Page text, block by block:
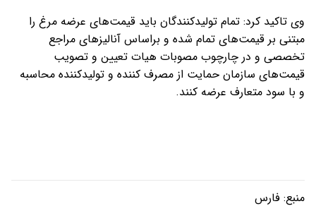
وی تاکید کرد: تمام تولیدکنندگان باید قیمت‌های عرضه مرغ را
مبتنی بر قیمت‌های تمام شده و براساس آنالیزهای مراجع
تخصصی و در چارچوب مصوبات هیات تعیین و تصویب
قیمت‌های سازمان حمایت از مصرف کننده و تولیدکننده محاسبه
و با سود متعارف عرضه کنند.
منبع: فارس